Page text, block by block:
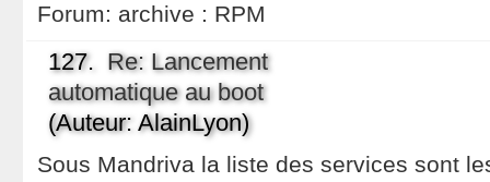
Forum: archive : RPM
127. Re: Lancement
automatique au boot
(Auteur: AlainLyon)
Sous Mandriva la liste des services sont